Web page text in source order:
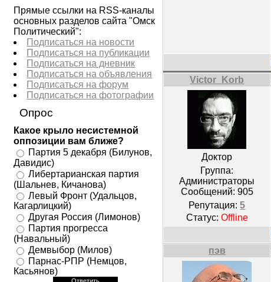
Прямые ссылки на RSS-каналы
основных разделов сайта "Омск
Политический":
Подписаться на новости
Подписаться на публикации
Подписаться на дневник
Подписаться на объявления
Подписаться на форум
Подписаться на фотографии
Опрос
Какое крыло несистемной
оппозиции вам ближе?
Партия 5 декабря (Билунов,
Давидис)
Либертарианская партия
(Шальнев, Кичанова)
Левый Фронт (Удальцов,
Кагарлицкий)
Другая Россия (Лимонов)
Партия прогресса
(Навальный)
Демвыбор (Милов)
Парнас-РПР (Немцов,
Касьянов)
Victor_Korb
Доктор
Группа:
Администраторы
Сообщений: 905
Репутация:5
Статус: Offline
пэв